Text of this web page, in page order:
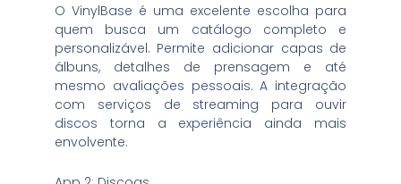
O VinylBase é uma excelente escolha para
quem busca um catálogo completo e
personalizável. Permite adicionar capas de
álbuns, detalhes de prensagem e até
mesmo avaliações pessoais. A integração
com serviços de streaming para ouvir
discos torna a experiência ainda mais
envolvente.